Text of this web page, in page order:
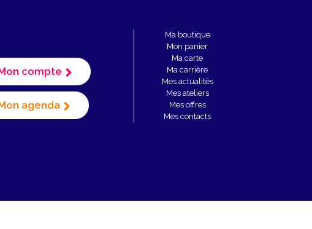
compte
agenda
Ma boutique
Mon panier
Ma carte
Ma carrière
Mes actualités
Mes ateliers
Mes offres
Mes contacts